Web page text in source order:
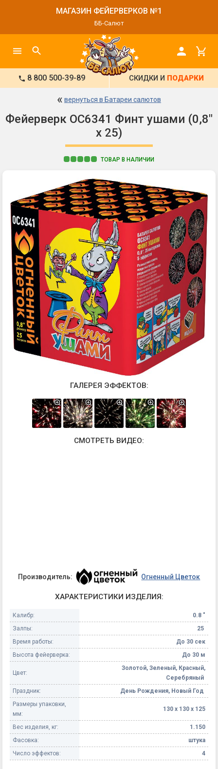
МАГАЗИН ФЕЙЕРВЕРКОВ №1
ББ-Салют
8 800 500-39-89 СКИДКИ И ПОДАРКИ
« вернуться в Батареи салютов
Фейерверк ОС6341 Финт ушами (0,8"
х 25)
ТОВАР В НАЛИЧИИ
ГАЛЕРЕЯ ЭФФЕКТОВ:
СМОТРЕТЬ ВИДЕО:
Производитель: Огненный Цветок
ХАРАКТЕРИСТИКИ ИЗДЕЛИЯ:
Калибр:
0.8 "
Залпы:
25
Время работы:
До 30 сек
Высота фейерверка:
До 30 м
Цвет:
Золотой, Зеленый, Красный,
Серебряный
Праздник:
День Рождения, Новый Год
Размеры упаковки,
мм:
130 х 130 х 125
Вес изделия, кг:
1.150
Фасовка:
штука
Число эффектов:
4